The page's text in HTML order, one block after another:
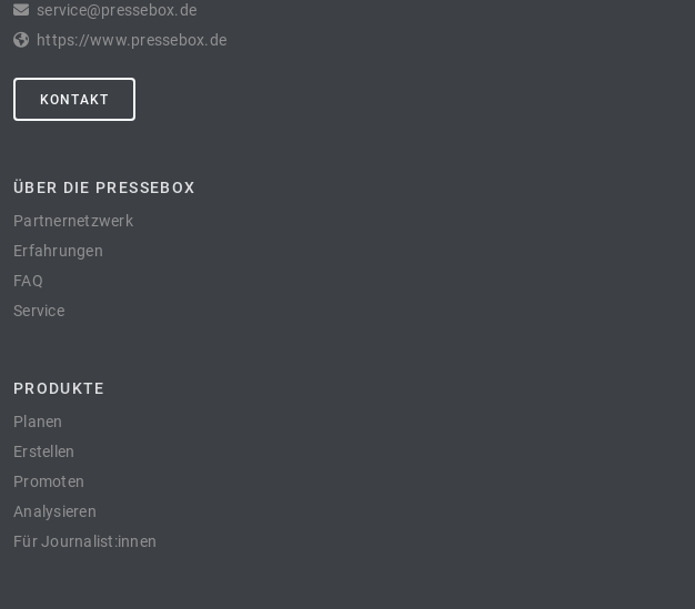
service@pressebox.de
https://www.pressebox.de
KONTAKT
ÜBER DIE PRESSEBOX
Partnernetzwerk
Erfahrungen
FAQ
Service
PRODUKTE
Planen
Erstellen
Promoten
Analysieren
Für Journalist:innen